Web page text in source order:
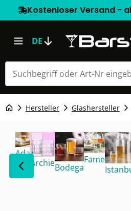
Kostenloser Versand -
DE
Hersteller Glashersteller
Ada
ArchieBodega
Fame